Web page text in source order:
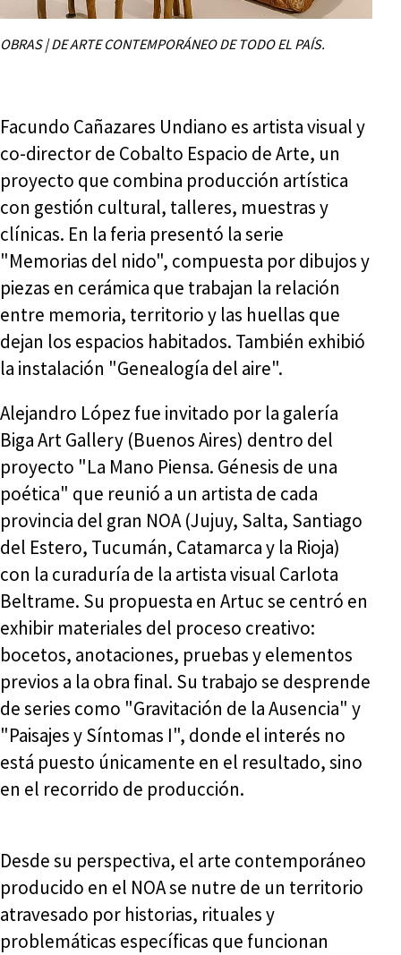
OBRAS | DE ARTE CONTEMPORÁNEO DE TODO EL PAÍS.
Facundo Cañazares Undiano es artista visual y
co-director de Cobalto Espacio de Arte, un
proyecto que combina producción artística
con gestión cultural, talleres, muestras y
clínicas. En la feria presentó la serie
"Memorias del nido", compuesta por dibujos y
piezas en cerámica que trabajan la relación
entre memoria, territorio y las huellas que
dejan los espacios habitados. También exhibió
la instalación "Genealogía del aire".
Alejandro López fue invitado por la galería
Biga Art Gallery (Buenos Aires) dentro del
proyecto "La Mano Piensa. Génesis de una
poética" que reunió a un artista de cada
provincia del gran NOA (Jujuy, Salta, Santiago
del Estero, Tucumán, Catamarca y la Rioja)
con la curaduría de la artista visual Carlota
Beltrame. Su propuesta en Artuc se centró en
exhibir materiales del proceso creativo:
bocetos, anotaciones, pruebas y elementos
previos a la obra final. Su trabajo se desprende
de series como "Gravitación de la Ausencia" y
"Paisajes y Síntomas I", donde el interés no
está puesto únicamente en el resultado, sino
en el recorrido de producción.
Desde su perspectiva, el arte contemporáneo
producido en el NOA se nutre de un territorio
atravesado por historias, rituales y
problemáticas específicas que funcionan